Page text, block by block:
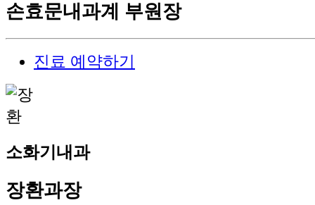
손효문내과계 부원장
진료 예약하기
소화기내과
장환과장